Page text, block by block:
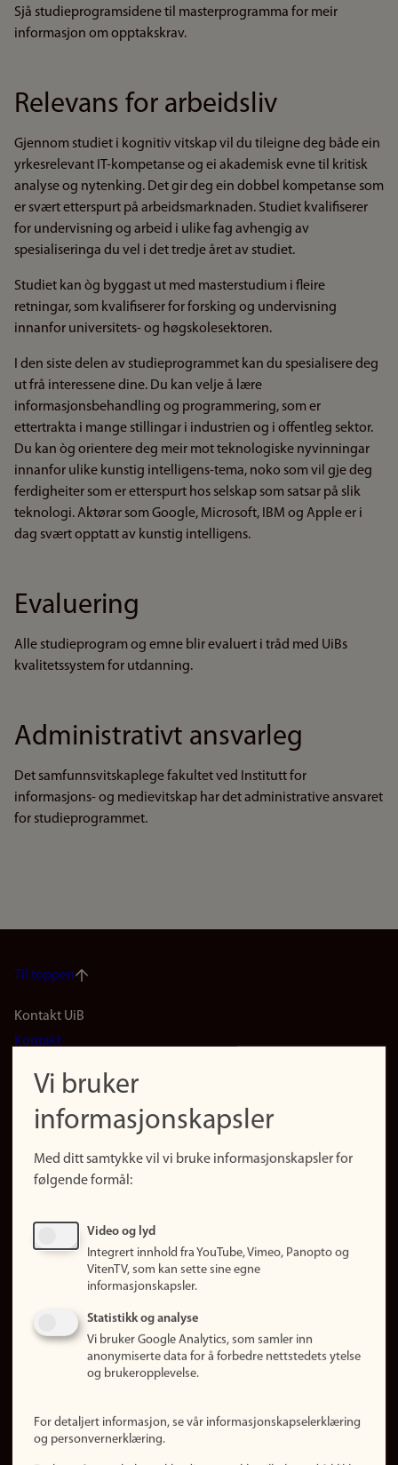
Sjå studieprogramsidene til masterprogramma for meir
informasjon om opptakskrav.
Relevans for arbeidsliv
Gjennom studiet i kognitiv vitskap vil du tileigne deg både ein
yrkesrelevant IT-kompetanse og ei akademisk evne til kritisk
analyse og nytenking. Det gir deg ein dobbel kompetanse som
er svært etterspurt på arbeidsmarknaden. Studiet kvalifiserer
for undervisning og arbeid i ulike fag avhengig av
spesialiseringa du vel i det tredje året av studiet.
Studiet kan òg byggast ut med masterstudium i fleire
retningar, som kvalifiserer for forsking og undervisning
innanfor universitets- og høgskolesektoren.
I den siste delen av studieprogrammet kan du spesialisere deg
ut frå interessene dine. Du kan velje å lære
informasjonsbehandling og programmering, som er
ettertrakta i mange stillingar i industrien og i offentleg sektor.
Du kan òg orientere deg meir mot teknologiske nyvinningar
innanfor ulike kunstig intelligens-tema, noko som vil gje deg
ferdigheiter som er etterspurt hos selskap som satsar på slik
teknologi. Aktørar som Google, Microsoft, IBM og Apple er i
dag svært opptatt av kunstig intelligens.
Evaluering
Alle studieprogram og emne blir evaluert i tråd med UiBs
kvalitetssystem for utdanning.
Administrativt ansvarleg
Det samfunnsvitskaplege fakultet ved Institutt for
informasjons- og medievitskap har det administrative ansvaret
for studieprogrammet.
Til toppen
Footer
(no)
Kontakt UiB
Kontakt
Finn forsker
Presse
Finn studier
Ledige stillinger
Om nettstedet
Informasjonskapsler
Personvern
Vi bruker
informasjonskapsler
Med ditt samtykke vil vi bruke informasjonskapsler for
følgende formål:
Video og lyd
Integrert innhold fra YouTube, Vimeo, Panopto og
VitenTV, som kan sette sine egne
informasjonskapsler.
Statistikk og analyse
Vi bruker Google Analytics, som samler inn
anonymiserte data for å forbedre nettstedets ytelse
og brukeropplevelse.
For detaljert informasjon, se vår informasjonskapselerklæring
og personvernerklæring.